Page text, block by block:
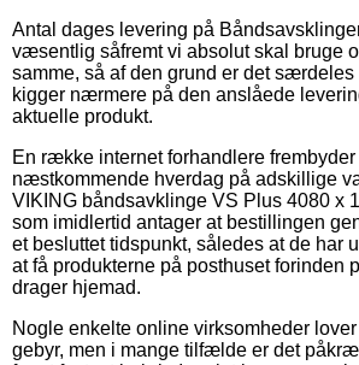
Antal dages levering på
væsentlig såfremt vi absolut skal bruge
samme, så af den grund er det særdeles
kigger nærmere på den anslåede
aktuelle produkt.
En række internet forhandlere
næstkommende hverdag på adskillige
VIKING båndsavklinge VS Plus 4080 x
som imidlertid antager at bestillingen
et besluttet tidspunkt, således at de har
at få produkterne på posthuset forinden
drager hjemad.
Nogle enkelte online virksomheder
gebyr, men i mange tilfælde er det